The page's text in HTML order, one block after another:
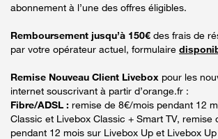
abonnement à l’une des offres éligibles.
Remboursement jusqu’à 150€ des frais de
par votre opérateur actuel, formulaire
Remise Nouveau Client Livebox pour les
internet souscrivant à partir d’orange.fr :
Fibre/ADSL : remise de 8€/mois pendant 12
Classic et Livebox Classic + Smart TV, remise
pendant 12 mois sur Livebox Up et Livebox Up